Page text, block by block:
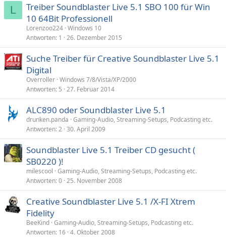
L
Treiber Soundblaster Live 5.1 SBO 100 für Win
10 64Bit Professionell
Lorenzoo224 Windows 10
Antworten 1 26. Dezember 2015
Suche Treiber für Creative Soundblaster Live 5.1
Digital
Overroller Windows 7/8/Vista/XP/2000
Antworten 5 27. Februar 2014
ALC890 oder Soundblaster Live 5.1
drunken.panda Gaming-Audio, Streaming-Setups, Podcasting etc.
Antworten 2 30. April 2009
Soundblaster Live 5.1 Treiber CD gesucht (
SB0220 )!
milescool Gaming-Audio, Streaming-Setups, Podcasting etc.
Antworten 0 25. November 2008
Creative Soundblaster Live 5.1 /X-FI Xtrem
Fidelity
BeeKind Gaming-Audio, Streaming-Setups, Podcasting etc.
Antworten 16 4. Oktober 2008